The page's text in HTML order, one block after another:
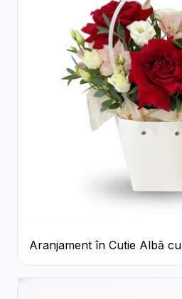
Aranjament în Cutie Albă cu
Trandafiri Roșii și Lisianthus